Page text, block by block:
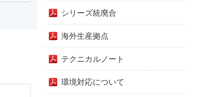
シリーズ統廃合
海外生産拠点
テクニカルノート
環境対応について